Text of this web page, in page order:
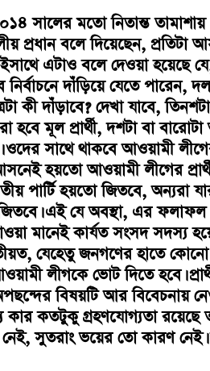
সালের মতো নিতান্ত
প্রধান বলে দিয়েছেন,
এটাও বলে দেওয়া হয়েছে
নির্বাচনে দাঁড়িয়ে যেতে পারেন,
কী দাঁড়াবে? দেখা যাবে,
হবে মূল প্রার্থী, দশটা বা
ওদের সাথে থাকবে আওয়ামী
আসনেই হয়তো আওয়ামী লীগের
পার্টি হয়তো জিতবে, অন্যরা
এই যে অবস্থা, এর ফলাফল
মানেই কার্যত সংসদ সদস্য
যেহেতু জনগণের হাতে
লীগকে ভোট দিতে হবে।
বিষয়টি আর বিবেচনায়
কতটুকু গ্রহণযোগ্যতা রয়েছে
তো নেই, সুতরাং ভয়ের তো কারণ